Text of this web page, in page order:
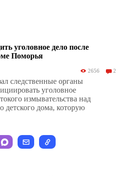
уголовное дело после
Поморья
2656 2
следственные органы
уголовное
измывательства над
детского дома, которую